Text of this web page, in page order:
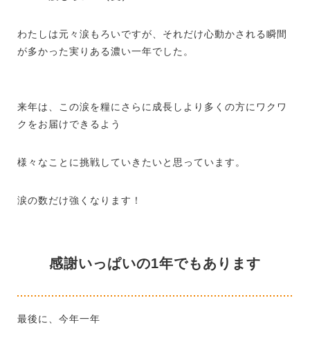
わたしは元々涙もろいですが、それだけ心動かされる瞬間
が多かった実りある濃い一年でした。
来年は、この涙を糧にさらに成長しより多くの方にワクワ
クをお届けできるよう
様々なことに挑戦していきたいと思っています。
涙の数だけ強くなります！
感謝いっぱいの1年でもあります
最後に、今年一年